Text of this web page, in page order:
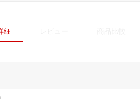
細